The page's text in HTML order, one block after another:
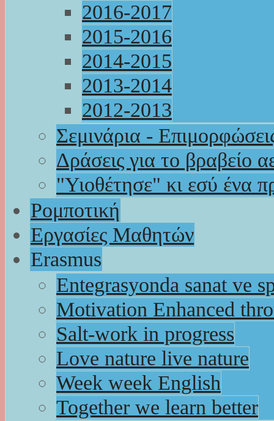
2016-2017
2015-2016
2014-2015
2013-2014
2012-2013
Σεμινάρια -
Δράσεις για το βραβείο
"Υιοθέτησε" κι εσύ ένα
Ρομποτική
Εργασίες Μαθητών
Erasmus
Entegrasyonda sanat ve
Motivation Enhanced
Salt-work in progress
Love nature live nature
Week week English
Together we learn better